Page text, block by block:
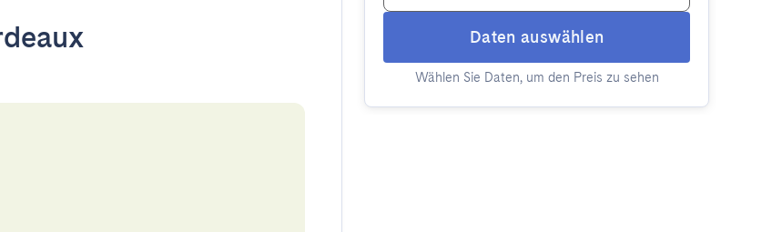
Daten auswählen
Wählen Sie Daten, um den Preis zu sehen